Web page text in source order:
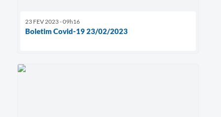
23 FEV 2023 - 09h16
Boletim Covid-19 23/02/2023